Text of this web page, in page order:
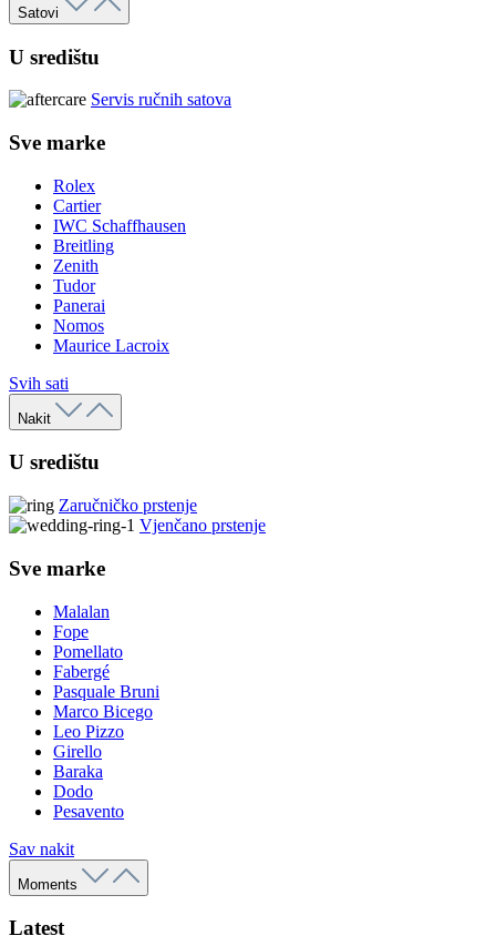
Satovi
U središtu
Servis ručnih satova
Sve marke
Rolex
Cartier
IWC Schaffhausen
Breitling
Zenith
Tudor
Panerai
Nomos
Maurice Lacroix
Svih sati
Nakit
U središtu
Zaručničko prstenje
Vjenčano prstenje
Sve marke
Malalan
Fope
Pomellato
Fabergé
Pasquale Bruni
Marco Bicego
Leo Pizzo
Girello
Baraka
Dodo
Pesavento
Sav nakit
Moments
Latest